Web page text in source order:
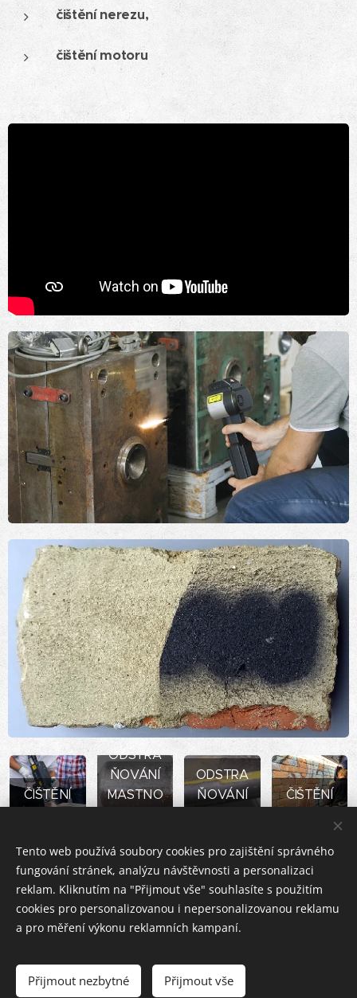
čištění nerezu,
čištění motoru
ČIŠTĚNÍ
ODSTRA
ŇOVÁNÍ
MASTNO
ODSTRA
ŇOVÁNÍ
ČIŠTĚNÍ
Kontakt na poptávku
Tento web používá soubory cookies pro zajištění správného
fungování stránek, analýzu návštěvnosti a personalizaci
reklam. Kliknutím na "Přijmout vše" souhlasíte s použitím
cookies pro personalizovanou i nepersonalizovanou reklamu
a pro měření výkonu reklamních kampaní.
Přijmout nezbytné Přijmout vše